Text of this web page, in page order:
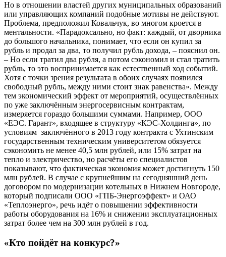
Но в отношении властей других муниципальных образований
или управляющих компаний подобные мотивы не действуют.
Проблема, предположил Ковальчук, во многом кроется в
ментальности. «Парадоксально, но факт: каждый, от дворника
до большого начальника, понимает, что если он купил за
рубль и продал за два, то получил рубль дохода, – пояснил он.
– Но если тратил два рубля, а потом сэкономил и стал тратить
рубль, то это воспринимается как естественный ход событий.
Хотя с точки зрения результата в обоих случаях появился
свободный рубль, между ними стоит знак равенства». Между
тем экономический эффект от мероприятий, осуществлённых
по уже заключённым энергосервисным контрактам,
измеряется гораздо большими суммами. Например, ООО
«ЕЭС. Гарант», входящее в структуру «КЭС-Холдинга», по
условиям заключённого в 2013 году контракта с Ухтинским
государственным техническим университетом обязуется
сэкономить не менее 40,5 млн рублей, или 15% затрат на
тепло и электричество, но расчёты его специалистов
показывают, что фактическая экономия может достигнуть 150
млн рублей. В случае с крупнейшим на сегодняшний день
договором по модернизации котельных в Нижнем Новгороде,
который подписали ООО «ГПБ-Энергоэффект» и ОАО
«Теплоэнерго», речь идёт о повышении эффективности
работы оборудования на 16% и снижении эксплуатационных
затрат более чем на 300 млн рублей в год.
«Кто пойдёт на конкурс?»